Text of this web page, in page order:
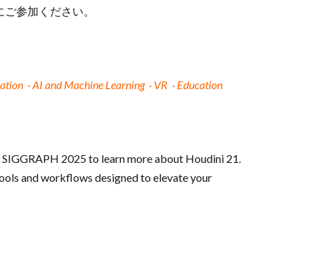
参加ください。
·AI and Machine Learning · VR · Education
2025 to learn more about Houdini 21.
and workflows designed to elevate your